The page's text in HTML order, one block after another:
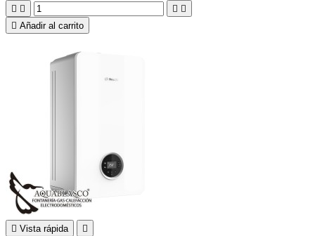
   
 Añadir al carrito
 Vista rápida 